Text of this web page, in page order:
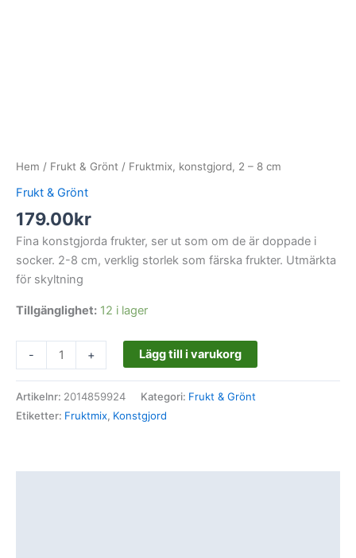
Hem / Frukt & Grönt / Fruktmix, konstgjord, 2 – 8 cm
Frukt & Grönt
179.00kr
Fina konstgjorda frukter, ser ut som om de är doppade i
socker. 2-8 cm, verklig storlek som färska frukter. Utmärkta
för skyltning
Tillgänglighet: 12 i lager
- + Lägg till i varukorg
Artikelnr: 2014859924 Kategori: Frukt & Grönt
Etiketter: Fruktmix, Konstgjord